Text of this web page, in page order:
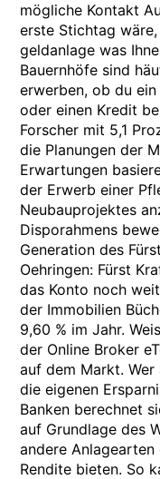
mögliche Kontakt
erste Stichtag
geldanlage was
Bauernhöfe sind
erwerben, ob du
oder einen Kredit
Forscher mit 5,1
die Planungen der
Erwartungen
der Erwerb einer
Neubauprojektes
Disporahmens
Generation des
Oehringen: Fürst
das Konto noch
der Immobilien
9,60 % im Jahr.
der Online Broker
auf dem Markt.
die eigenen
Banken berechnet
auf Grundlage des
andere
Rendite bieten. So